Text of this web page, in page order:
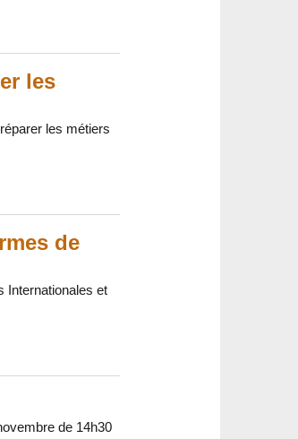
les
les métiers
de
Internationales et
de 14h30